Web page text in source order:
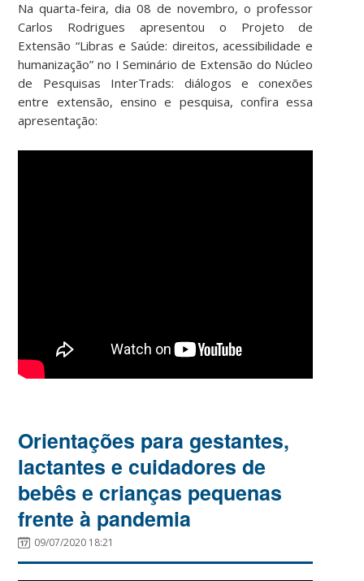
Na quarta-feira, dia 08 de novembro, o professor
Carlos Rodrigues apresentou o Projeto de
Extensão “Libras e Saúde: direitos, acessibilidade e
humanização” no I Seminário de Extensão do Núcleo
de Pesquisas InterTrads: diálogos e conexões
entre extensão, ensino e pesquisa, confira essa
apresentação:
Orientações para gestantes,
lactantes e cuidadores de
bebês e crianças pequenas
frente à pandemia
09/07/2020 18:21